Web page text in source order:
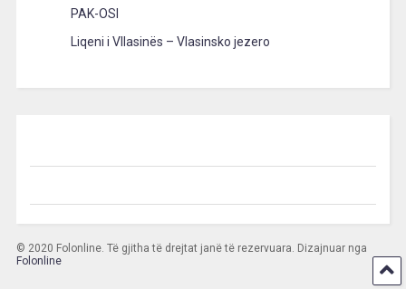
PAK-OSI
Liqeni i Vllasinës – Vlasinsko jezero
© 2020 Folonline. Të gjitha të drejtat janë të rezervuara. Dizajnuar nga
Folonline